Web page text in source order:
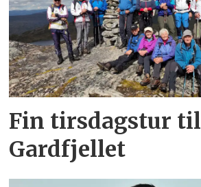
Fin tirsdagstur til
Gardfjellet